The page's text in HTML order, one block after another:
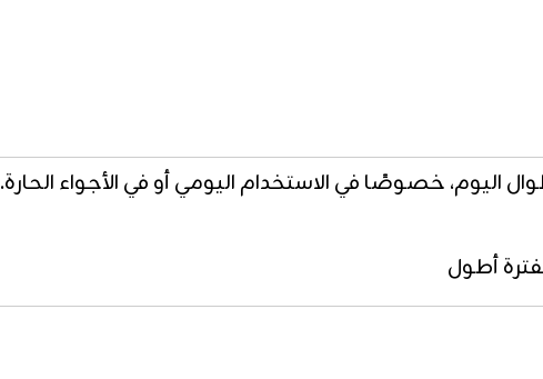
اليوم، خصوصًا في الاستخدام اليومي أو في الأجواء الحارة.
أطول